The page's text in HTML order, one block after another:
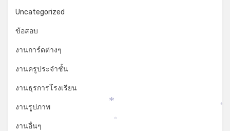
Uncategorized
ข้อสอบ
งานการ์ดต่างๆ
งานครูประจำชั้น
งานธุรการโรงเรียน
งานรูปภาพ
งานอื่นๆ